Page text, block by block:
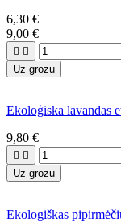
6,30 €
9,00 €
 
Uz grozu
Ekoloģiska lavandas
9,80 €
 
Uz grozu
Ekologiškas